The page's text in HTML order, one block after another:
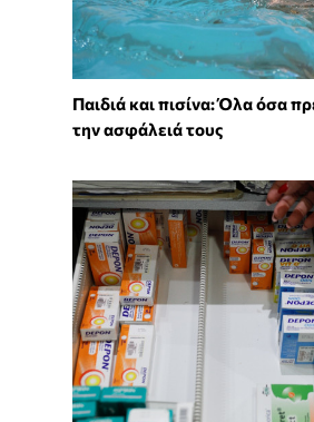
Παιδιά και πισίνα: Όλα όσα
την ασφάλειά τους